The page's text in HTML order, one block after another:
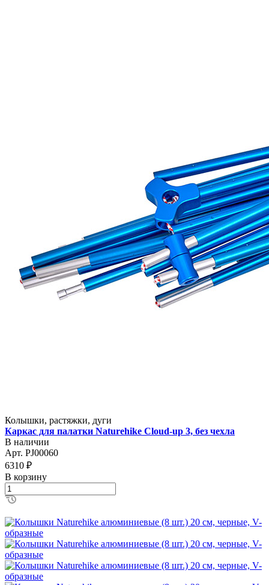
Колышки, растяжки, дуги
Каркас для палатки Naturehike Cloud-up 3, без чехла
В наличии
Арт. PJ00060
6310 ₽
В корзину